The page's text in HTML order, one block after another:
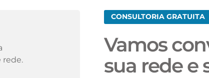
rede.
CONSULTORIA GRATUITA
Vamos
sua rede e